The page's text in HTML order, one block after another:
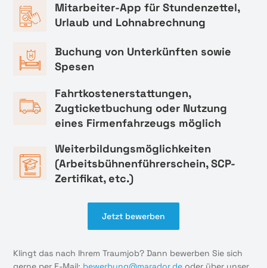
Mitarbeiter-App für Stundenzettel,
Urlaub und Lohnabrechnung
Buchung von Unterkünften sowie
Spesen
Fahrtkostenerstattungen,
Zugticketbuchung oder Nutzung
eines Firmenfahrzeugs möglich
Weiterbildungsmöglichkeiten
(Arbeitsbühnenführerschein, SCP-
Zertifikat, etc.)
Jetzt bewerben
Klingt das nach Ihrem Traumjob? Dann bewerben Sie sich